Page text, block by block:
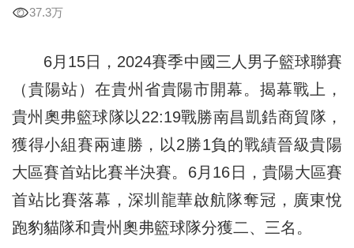
37.3万
6月15日，2024賽季中國三人男子籃球聯賽
（貴陽站）在貴州省貴陽市開幕。揭幕戰上，
貴州奧弗籃球隊以22:19戰勝南昌凱鋯商貿隊，
獲得小組賽兩連勝，以2勝1負的戰績晉級貴陽
大區賽首站比賽半決賽。6月16日，貴陽大區賽
首站比賽落幕，深圳龍華啟航隊奪冠，廣東悅
跑豹貓隊和貴州奧弗籃球隊分獲二、三名。